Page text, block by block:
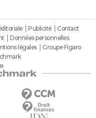
Publicité
Contact
Données personnelles
légales
Groupe Figaro